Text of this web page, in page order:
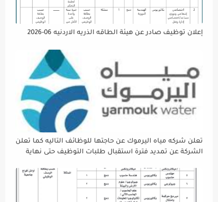
إعلان توظيف صادر عن هيئة الطاقه الذريه الاردنيه 06-2026
تعلن شركه مياه اليرموك عن حاجتها للوظائف التاليه كما تعلن
الشركة عن تمديد فترة استقبال طلبات التوظيف حتى نهاية
إتاحة الفرصة الكافية أمام الجميع لاستكمال إجراءات التقديم.